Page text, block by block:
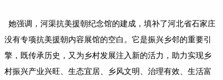
她强调，河渠抗美援朝纪念馆的建成，填补了河北省石家庄
没有专项抗美援朝内容展馆的空白。它是振兴乡邻的重要引
擎，既传承历史，又为乡村发展注入新的活力，助力实现乡
村振兴产业兴旺、生态宜居、乡风文明、治理有效、生活富